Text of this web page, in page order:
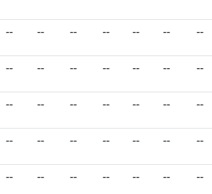
-- -- -- -- -- -- --
-- -- -- -- -- -- --
-- -- -- -- -- -- --
-- -- -- -- -- -- --
-- -- -- -- -- -- --